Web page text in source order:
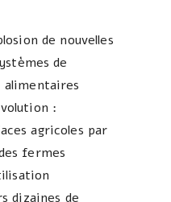
de nouvelles
de
alimentaires
:
agricoles par
fermes
dizaines de